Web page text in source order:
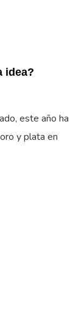
idea?
este año ha
y plata en